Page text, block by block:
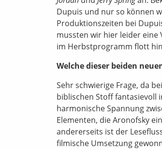
Dupuis und nur so können
Produktionszeiten bei
mussten wir hier leider eine
im Herbstprogramm flott
Welche dieser beiden
Sehr schwierige Frage, da
biblischen Stoff fantasievoll
harmonische Spannung
Elementen, die Aronofsky
andererseits ist der
filmische Umsetzung